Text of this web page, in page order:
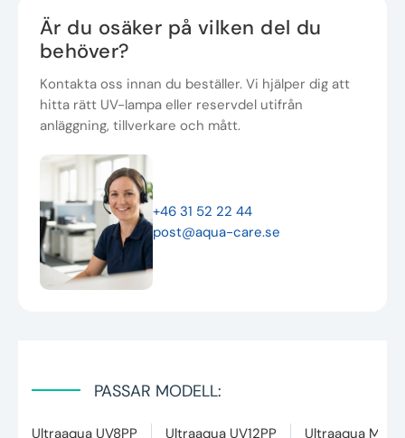
Är du osäker på vilken del du
behöver?
Kontakta oss innan du beställer. Vi hjälper dig att
hitta rätt UV-lampa eller reservdel utifrån
anläggning, tillverkare och mått.
+46 31 52 22 44
post@aqua-care.se
PASSAR MODELL:
Ultraaqua UV8PP Ultraaqua UV12PP Ultraaqua